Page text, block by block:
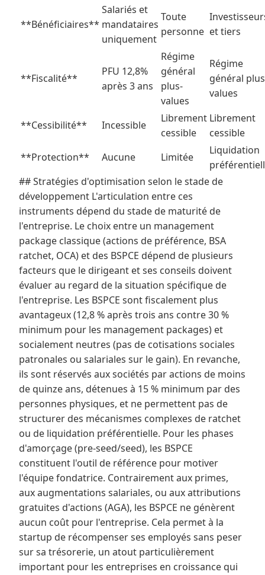
**Bénéficiaires**
Salariés et
mandataires
uniquement
Toute
personne et tiers
**Fiscalité**
PFU 12,8%
après 3 ans
Régime
général
plus-
values
Régime
général
values
**Cessibilité** Incessible
Librement
cessible
Librement
cessible
**Protection**
Aucune Limitée
Liquidation
## Stratégies d'optimisation selon le stade de
développement L'articulation entre ces
instruments dépend du stade de maturité de
l'entreprise. Le choix entre un management
package classique (actions de préférence, BSA
ratchet, OCA) et des BSPCE dépend de plusieurs
facteurs que le dirigeant et ses conseils doivent
évaluer au regard de la situation spécifique de
l'entreprise. Les BSPCE sont fiscalement plus
avantageux (12,8 % après trois ans contre 30 %
minimum pour les management packages) et
socialement neutres (pas de cotisations sociales
patronales ou salariales sur le gain). En revanche,
ils sont réservés aux sociétés par actions de moins
de quinze ans, détenues à 15 % minimum par des
personnes physiques, et ne permettent pas de
structurer des mécanismes complexes de ratchet
ou de liquidation préférentielle. Pour les phases
d'amorçage (pre-seed/seed), les BSPCE
constituent l'outil de référence pour motiver
l'équipe fondatrice. Contrairement aux primes,
aux augmentations salariales, ou aux attributions
gratuites d'actions (AGA), les BSPCE ne génèrent
aucun coût pour l'entreprise. Cela permet à la
startup de récompenser ses employés sans peser
sur sa trésorerie, un atout particulièrement
important pour les entreprises en croissance qui